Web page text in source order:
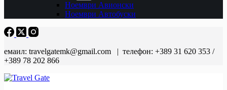
Ноември Авионски
Ноември Автобуски
емаил: travelgatemk@gmail.com | телефон: +389 31 620 353 /
+389 78 202 866